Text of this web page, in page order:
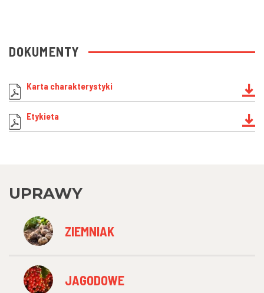
DOKUMENTY
Karta charakterystyki
Etykieta
UPRAWY
ZIEMNIAK
JAGODOWE